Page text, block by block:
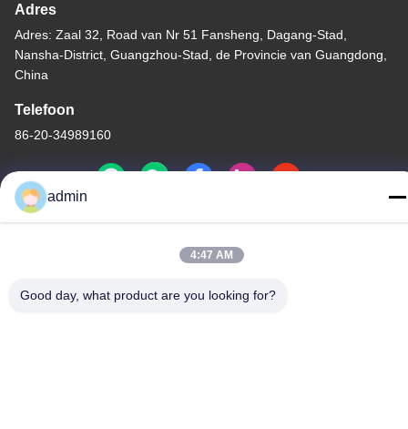
Adres
Adres: Zaal 32, Road van Nr 51 Fansheng, Dagang-Stad,
Nansha-District, Guangzhou-Stad, de Provincie van Guangdong,
China
Telefoon
86-20-34989160
-2026 Guangdong Dapeng Amusement Technology Co., Ltd. Alle
admin
4:47 AM
Good day, what product are you looking for?